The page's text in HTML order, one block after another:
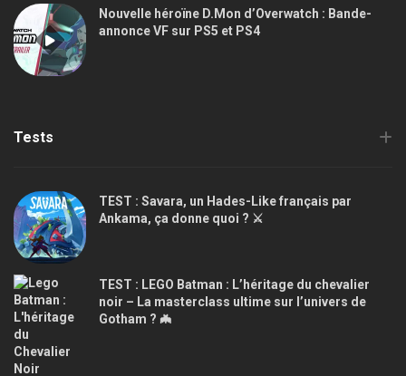
Nouvelle héroïne D.Mon d’Overwatch : Bande-
annonce VF sur PS5 et PS4
Tests
TEST : Savara, un Hades-Like français par
Ankama, ça donne quoi ? ⚔️
TEST : LEGO Batman : L’héritage du chevalier
noir – La masterclass ultime sur l’univers de
Gotham ? 🦇